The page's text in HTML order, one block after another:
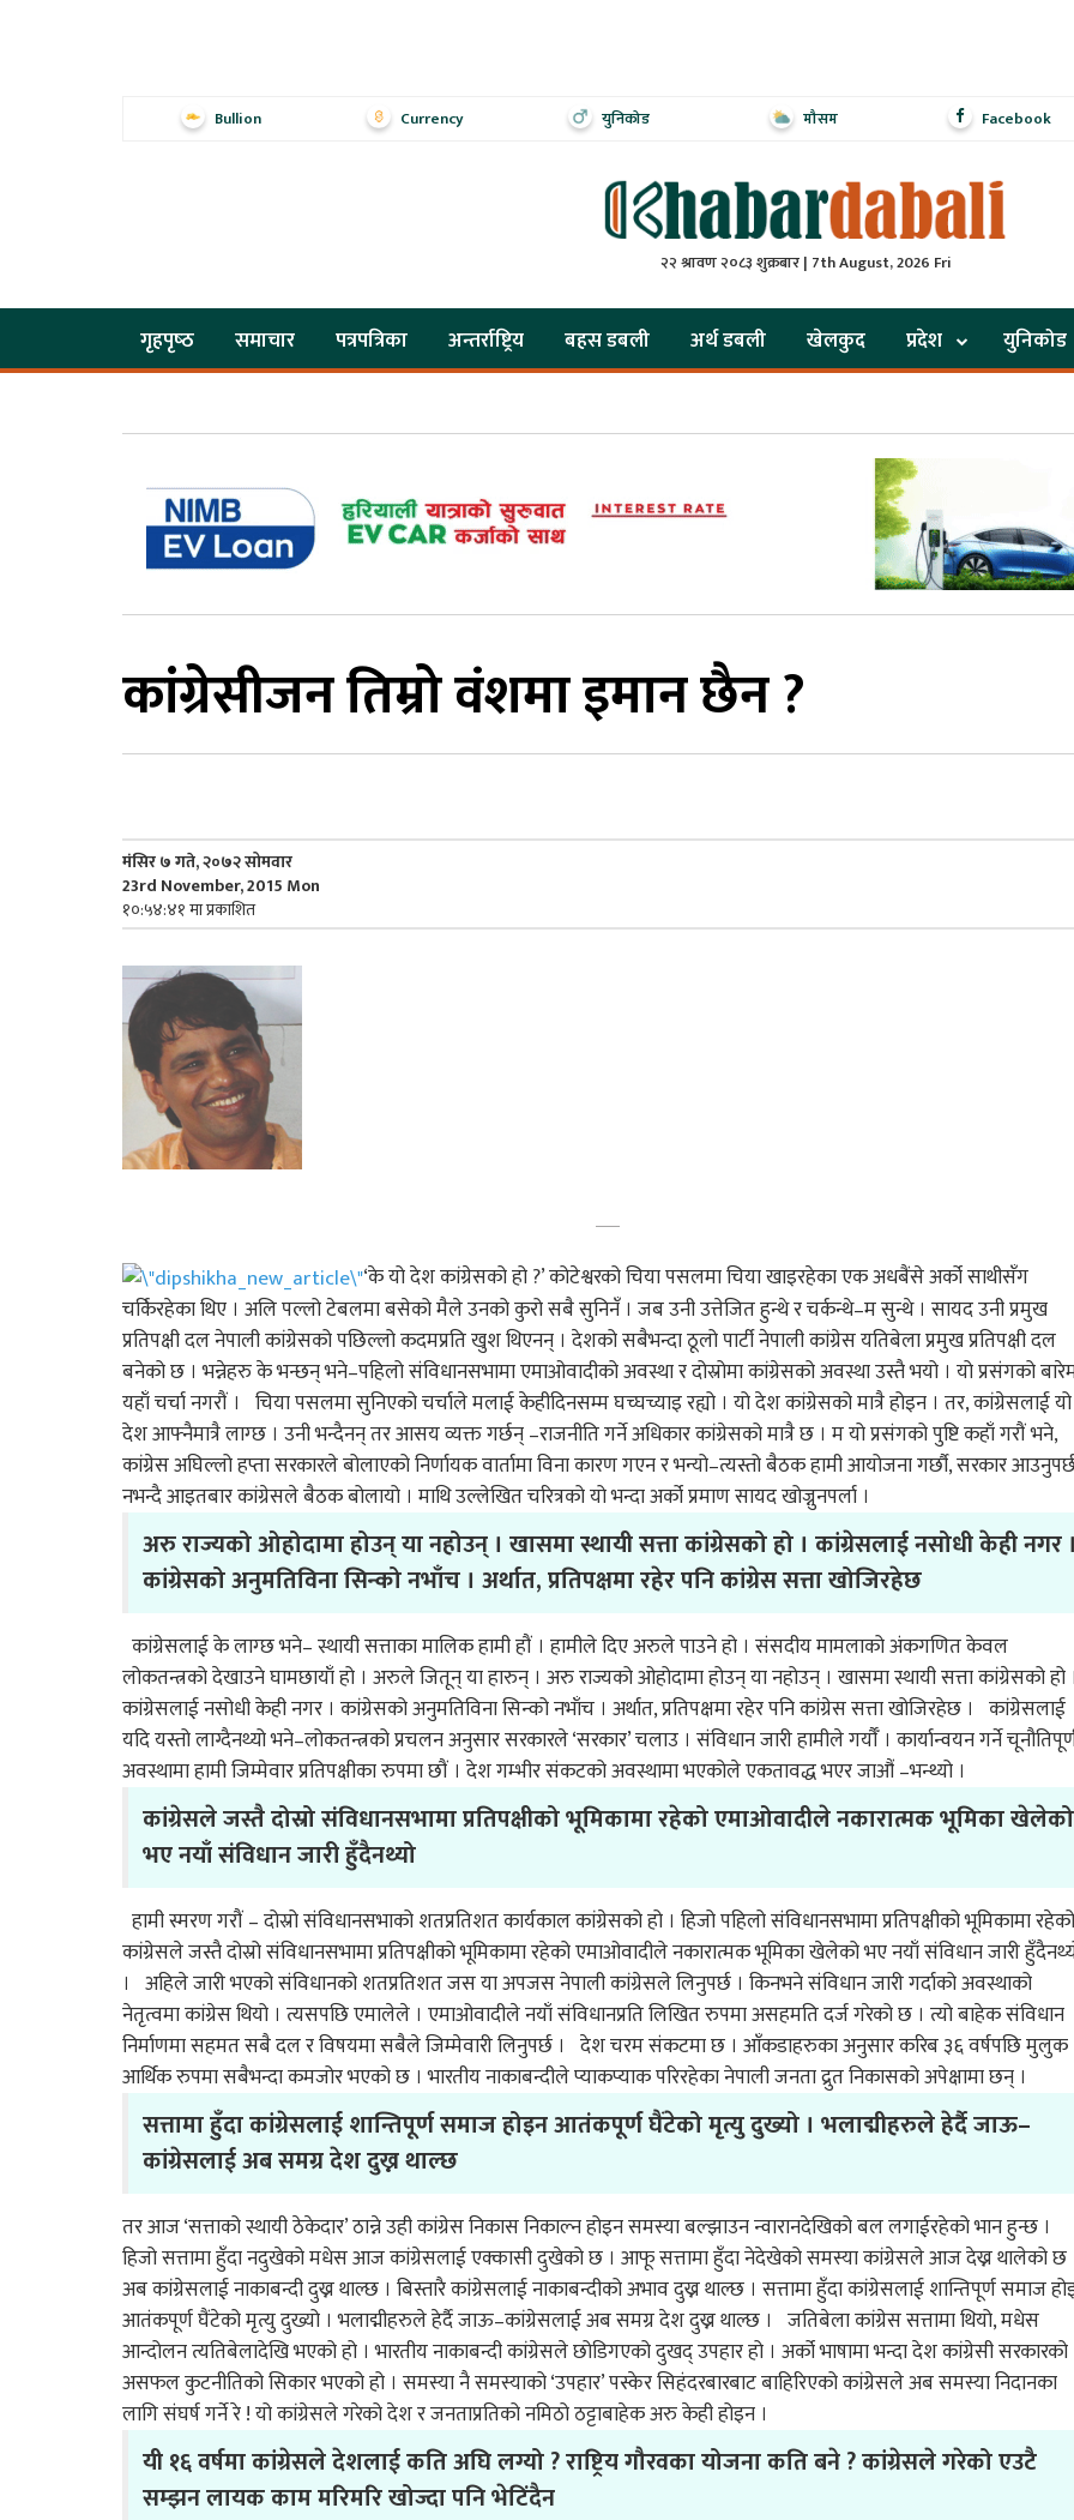
Bullion Currency युनिकोड मौसम Facebook
२२ श्रावण २०८३ शुक्रबार | 7th August, 2026 Fri
गृहपृष्‍ठ समाचार पत्रपत्रिका अन्तर्राष्ट्रिय बहस डबली अर्थ डबली खेलकुद प्रदेश युनिकोड
कांग्रेसीजन तिम्रो वंशमा इमान छैन ?
मंसिर ७ गते, २०७२ सोमवार
23rd November, 2015 Mon
१०:५४:४१ मा प्रकाशित
‘के यो देश कांग्रेसको हो ?’ कोटेश्वरको चिया पसलमा चिया खाइरहेका एक अधबैंसे अर्को साथीसँग
चर्किरहेका थिए । अलि पल्लो टेबलमा बसेको मैले उनको कुरो सबै सुनिनँ । जब उनी उत्तेजित हुन्थे र चर्कन्थे–म सुन्थे । सायद उनी प्रमुख
प्रतिपक्षी दल नेपाली कांग्रेसको पछिल्लो कदमप्रति खुश थिएनन् । देशको सबैभन्दा ठूलो पार्टी नेपाली कांग्रेस यतिबेला प्रमुख प्रतिपक्षी दल
बनेको छ । भन्नेहरु के भन्छन् भने–पहिलो संविधानसभामा एमाओवादीको अवस्था र दोस्रोमा कांग्रेसको अवस्था उस्तै भयो । यो प्रसंगको
यहाँ चर्चा नगरौं । चिया पसलमा सुनिएको चर्चाले मलाई केहीदिनसम्म घच्घच्याइ रह्यो । यो देश कांग्रेसको मात्रै होइन । तर, कांग्रेसलाई यो
देश आफ्नैमात्रै लाग्छ । उनी भन्दैनन् तर आसय व्यक्त गर्छन् –राजनीति गर्ने अधिकार कांग्रेसको मात्रै छ । म यो प्रसंगको पुष्टि कहाँ गरौं भने,
कांग्रेस अघिल्लो हप्ता सरकारले बोलाएको निर्णायक वार्तामा विना कारण गएन र भन्यो–त्यस्तो बैठक हामी आयोजना गर्छौ, सरकार
नभन्दै आइतबार कांग्रेसले बैठक बोलायो । माथि उल्लेखित चरित्रको यो भन्दा अर्को प्रमाण सायद खोज्नुनपर्ला ।
अरु राज्यको ओहोदामा होउन् या नहोउन् । खासमा स्थायी सत्ता कांग्रेसको हो । कांग्रेसलाई नसोधी केही नगर ।
कांग्रेसको अनुमतिविना सिन्को नभाँच । अर्थात, प्रतिपक्षमा रहेर पनि कांग्रेस सत्ता खोजिरहेछ
कांग्रेसलाई के लाग्छ भने– स्थायी सत्ताका मालिक हामी हौं । हामीले दिए अरुले पाउने हो । संसदीय मामलाको अंकगणित केवल
लोकतन्त्रको देखाउने घामछायाँ हो । अरुले जितून् या हारुन् । अरु राज्यको ओहोदामा होउन् या नहोउन् । खासमा स्थायी सत्ता कांग्रेसको हो ।
कांग्रेसलाई नसोधी केही नगर । कांग्रेसको अनुमतिविना सिन्को नभाँच । अर्थात, प्रतिपक्षमा रहेर पनि कांग्रेस सत्ता खोजिरहेछ । कांग्रेसलाई
यदि यस्तो लाग्दैनथ्यो भने–लोकतन्त्रको प्रचलन अनुसार सरकारले ‘सरकार’ चलाउ । संविधान जारी हामीले गर्यौँ । कार्यान्वयन गर्ने
अवस्थामा हामी जिम्मेवार प्रतिपक्षीका रुपमा छौं । देश गम्भीर संकटको अवस्थामा भएकोले एकतावद्ध भएर जाऔं –भन्थ्यो ।
कांग्रेसले जस्तै दोस्रो संविधानसभामा प्रतिपक्षीको भूमिकामा रहेको एमाओवादीले नकारात्मक भूमिका खेलेको
भए नयाँ संविधान जारी हुँदैनथ्यो
हामी स्मरण गरौं – दोस्रो संविधानसभाको शतप्रतिशत कार्यकाल कांग्रेसको हो । हिजो पहिलो संविधानसभामा प्रतिपक्षीको भूमिकामा रहेको
कांग्रेसले जस्तै दोस्रो संविधानसभामा प्रतिपक्षीको भूमिकामा रहेको एमाओवादीले नकारात्मक भूमिका खेलेको भए नयाँ संविधान जारी
। अहिले जारी भएको संविधानको शतप्रतिशत जस या अपजस नेपाली कांग्रेसले लिनुपर्छ । किनभने संविधान जारी गर्दाको अवस्थाको
नेतृत्वमा कांग्रेस थियो । त्यसपछि एमालेले । एमाओवादीले नयाँ संविधानप्रति लिखित रुपमा असहमति दर्ज गरेको छ । त्यो बाहेक संविधान
निर्माणमा सहमत सबै दल र विषयमा सबैले जिम्मेवारी लिनुपर्छ । देश चरम संकटमा छ । आँकडाहरुका अनुसार करिब ३६ वर्षपछि मुलुक
आर्थिक रुपमा सबैभन्दा कमजोर भएको छ । भारतीय नाकाबन्दीले प्याकप्याक परिरहेका नेपाली जनता द्रुत निकासको अपेक्षामा छन् ।
सत्तामा हुँदा कांग्रेसलाई शान्तिपूर्ण समाज होइन आतंकपूर्ण घैंटेको मृत्यु दुख्यो । भलाद्मीहरुले हेर्दै जाऊ–
कांग्रेसलाई अब समग्र देश दुख्न थाल्छ
तर आज ‘सत्ताको स्थायी ठेकेदार’ ठान्ने उही कांग्रेस निकास निकाल्न होइन समस्या बल्झाउन न्वारानदेखिको बल लगाईरहेको भान हुन्छ ।
हिजो सत्तामा हुँदा नदुखेको मधेस आज कांग्रेसलाई एक्कासी दुखेको छ । आफू सत्तामा हुँदा नेदेखेको समस्या कांग्रेसले आज देख्न थालेको छ
अब कांग्रेसलाई नाकाबन्दी दुख्न थाल्छ । बिस्तारै कांग्रेसलाई नाकाबन्दीको अभाव दुख्न थाल्छ । सत्तामा हुँदा कांग्रेसलाई शान्तिपूर्ण समाज
आतंकपूर्ण घैंटेको मृत्यु दुख्यो । भलाद्मीहरुले हेर्दै जाऊ–कांग्रेसलाई अब समग्र देश दुख्न थाल्छ । जतिबेला कांग्रेस सत्तामा थियो, मधेस
आन्दोलन त्यतिबेलादेखि भएको हो । भारतीय नाकाबन्दी कांग्रेसले छोडिगएको दुखद् उपहार हो । अर्को भाषामा भन्दा देश कांग्रेसी सरकारको
असफल कुटनीतिको सिकार भएको हो । समस्या नै समस्याको ‘उपहार’ पस्केर सिहंदरबारबाट बाहिरिएको कांग्रेसले अब समस्या निदानका
लागि संघर्ष गर्ने रे ! यो कांग्रेसले गरेको देश र जनताप्रतिको नमिठो ठट्टाबाहेक अरु केही होइन ।
यी १६ वर्षमा कांग्रेसले देशलाई कति अघि लग्यो ? राष्ट्रिय गौरवका योजना कति बने ? कांग्रेसले गरेको एउटै
सम्झन लायक काम मरिमरि खोज्दा पनि भेटिंदैन